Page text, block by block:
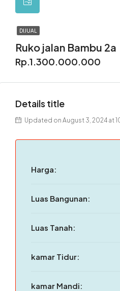
DIJUAL
Ruko jalan Bambu 2a
Rp.1.300.000.000
Details title
Updated on August 3, 2024 at
Harga:
Luas Bangunan:
Luas Tanah:
kamar Tidur:
kamar Mandi: